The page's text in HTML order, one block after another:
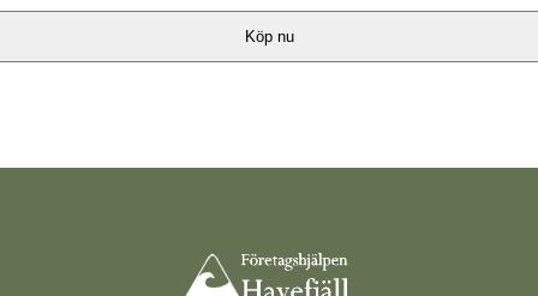
Köp nu